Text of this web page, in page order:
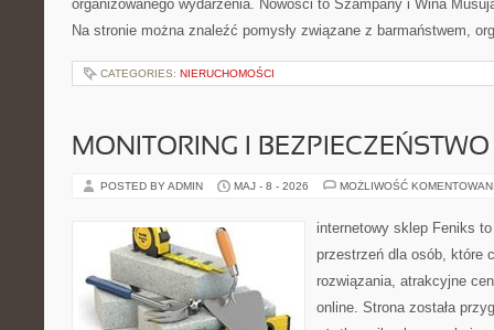
organizowanego wydarzenia. Nowości to Szampany i Wina
Na stronie można znaleźć pomysły związane z barmaństwem,
CATEGORIES: NIERUCHOMOŚCI
MONITORING I
POSTED BY ADMIN MAJ - 8 - 2026 MOŻLIWOŚĆ
internetowy sklep Feniks
przestrzeń dla osób, które
rozwiązania, atrakcyjne
online. Strona została